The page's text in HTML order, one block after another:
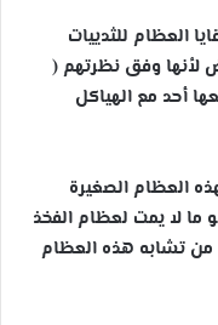
مليئة ببقايا العظام للثدييات
لأنها وفق نظرتهم (
أحد مع الهياكل
العظام الصغيرة
ما لا يمت لعظام الفخذ
تشابه هذه العظام